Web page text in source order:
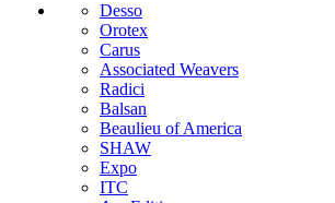
Desso
Orotex
Carus
Associated Weavers
Radici
Balsan
Beaulieu of America
SHAW
Expo
ITC